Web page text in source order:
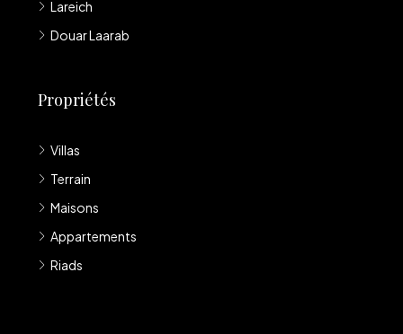
Lareich
Douar Laarab
Propriétés
Villas
Terrain
Maisons
Appartements
Riads